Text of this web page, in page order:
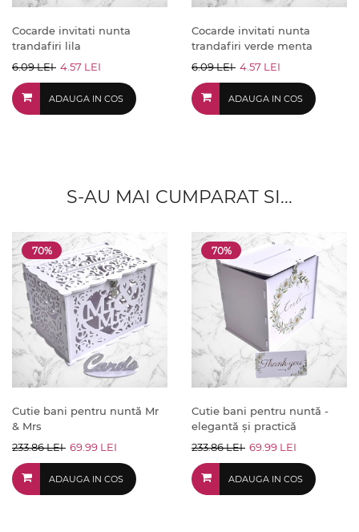
Cocarde invitati nunta
trandafiri lila
6.09 LEI 4.57 LEI
ADAUGA IN COS
Cocarde invitati nunta
trandafiri verde menta
6.09 LEI 4.57 LEI
ADAUGA IN COS
S-AU MAI CUMPARAT SI...
70%
Cutie bani pentru nuntă Mr
& Mrs
233.86 LEI 69.99 LEI
ADAUGA IN COS
70%
Cutie bani pentru nuntă -
elegantă și practică
233.86 LEI 69.99 LEI
ADAUGA IN COS